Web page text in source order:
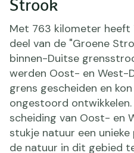
Strook
Met 763 kilometer
deel van de "Groene
binnen-Duitse
werden Oost- en West-
grens gescheiden en
ongestoord
scheiding van Oost- en
stukje natuur een
de natuur in dit gebied